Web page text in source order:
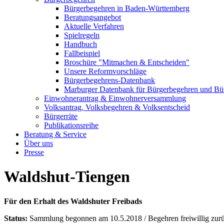
Bürgerbegehren in Baden-Württemberg
Beratungsangebot
Aktuelle Verfahren
Spielregeln
Handbuch
Fallbeispiel
Broschüre "Mitmachen & Entscheiden"
Unsere Reformvorschläge
Bürgerbegehrens-Datenbank
Marburger Datenbank für Bürgerbegehren und
Einwohnerantrag & Einwohnerversammlung
Volksantrag, Volksbegehren & Volksentscheid
Bürgerräte
Publikationsreihe
Beratung & Service
Über uns
Presse
Waldshut-Tiengen
Für den Erhalt des Waldshuter Freibads
Status: Sammlung begonnen am 10.5.2018 / Begehren freiwillig